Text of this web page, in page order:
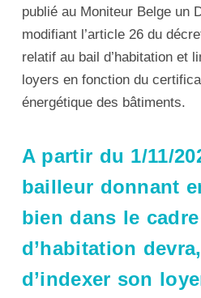
publié au Moniteur Belge un
modifiant l’article 26 du
relatif au bail d’habitation et
loyers en fonction du
énergétique des bâtiments.
A partir du 1/11/
bailleur donnant
bien dans le
d’habitation devra,
d’indexer son